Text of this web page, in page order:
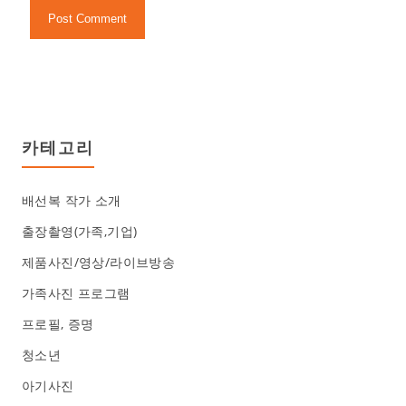
카테고리
배선복 작가 소개
출장촬영(가족,기업)
제품사진/영상/라이브방송
가족사진 프로그램
프로필, 증명
청소년
아기사진